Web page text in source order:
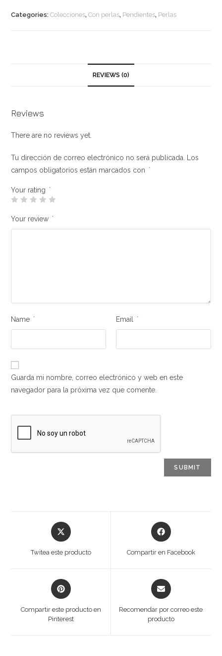
forma
Categories:Colecciones,Con perlas, Pendientes, Perlas
REVIEWS (0)
Reviews
There are no reviews yet.
Tu dirección de correo electrónico no será publicada.
Los
campos obligatorios están marcados con
*
Your rating *
Your review *
Name * Email *
Guarda mi nombre, correo electrónico y web en este
navegador para la próxima vez que comente.
Opens
in
Twitea este producto
Opens
in
Compartir en Facebook
Opens
in
new
Compartir este producto en
Pinterest
Opens
in
new
Recomendar por correo este
producto